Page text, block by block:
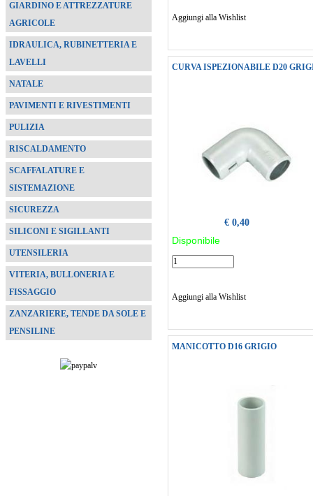
GIARDINO E ATTREZZATURE
AGRICOLE
IDRAULICA, RUBINETTERIA E
LAVELLI
NATALE
PAVIMENTI E RIVESTIMENTI
PULIZIA
RISCALDAMENTO
SCAFFALATURE E
SISTEMAZIONE
SICUREZZA
SILICONI E SIGILLANTI
UTENSILERIA
VITERIA, BULLONERIA E
FISSAGGIO
ZANZARIERE, TENDE DA SOLE E
PENSILINE
Aggiungi alla Wishlist
CURVA ISPEZIONABILE D20
€ 0,40
Disponibile
Aggiungi alla Wishlist
MANICOTTO D16 GRIGIO